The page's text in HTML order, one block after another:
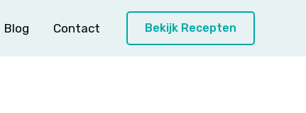
Blog Contact Bekijk Recepten